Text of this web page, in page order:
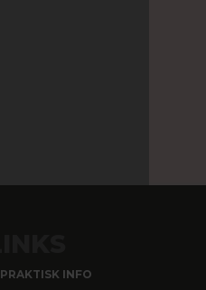
PRAKTISK INFO